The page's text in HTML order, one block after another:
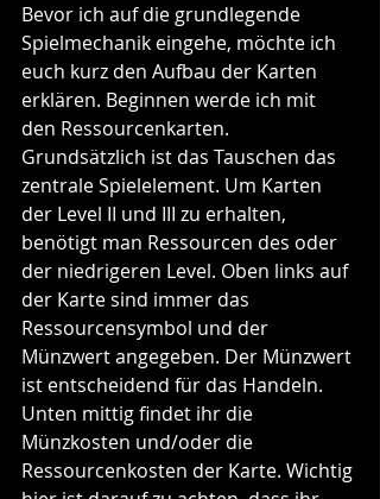
Bevor ich auf die grundlegende
Spielmechanik eingehe, möchte ich
euch kurz den Aufbau der Karten
erklären. Beginnen werde ich mit
den Ressourcenkarten.
Grundsätzlich ist das Tauschen das
zentrale Spielelement. Um Karten
der Level II und III zu erhalten,
benötigt man Ressourcen des oder
der niedrigeren Level. Oben links auf
der Karte sind immer das
Ressourcensymbol und der
Münzwert angegeben. Der Münzwert
ist entscheidend für das Handeln.
Unten mittig findet ihr die
Münzkosten und/oder die
Ressourcenkosten der Karte. Wichtig